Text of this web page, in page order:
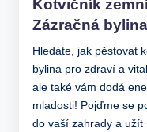
Kotvičník
Zázračná
Hledáte, jak pěstovat
bylina pro zdraví a
ale také vám dodá
mladosti! Pojďme se
do vaší zahrady a užít